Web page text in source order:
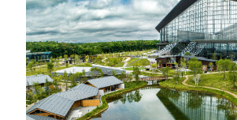
宿泊施設